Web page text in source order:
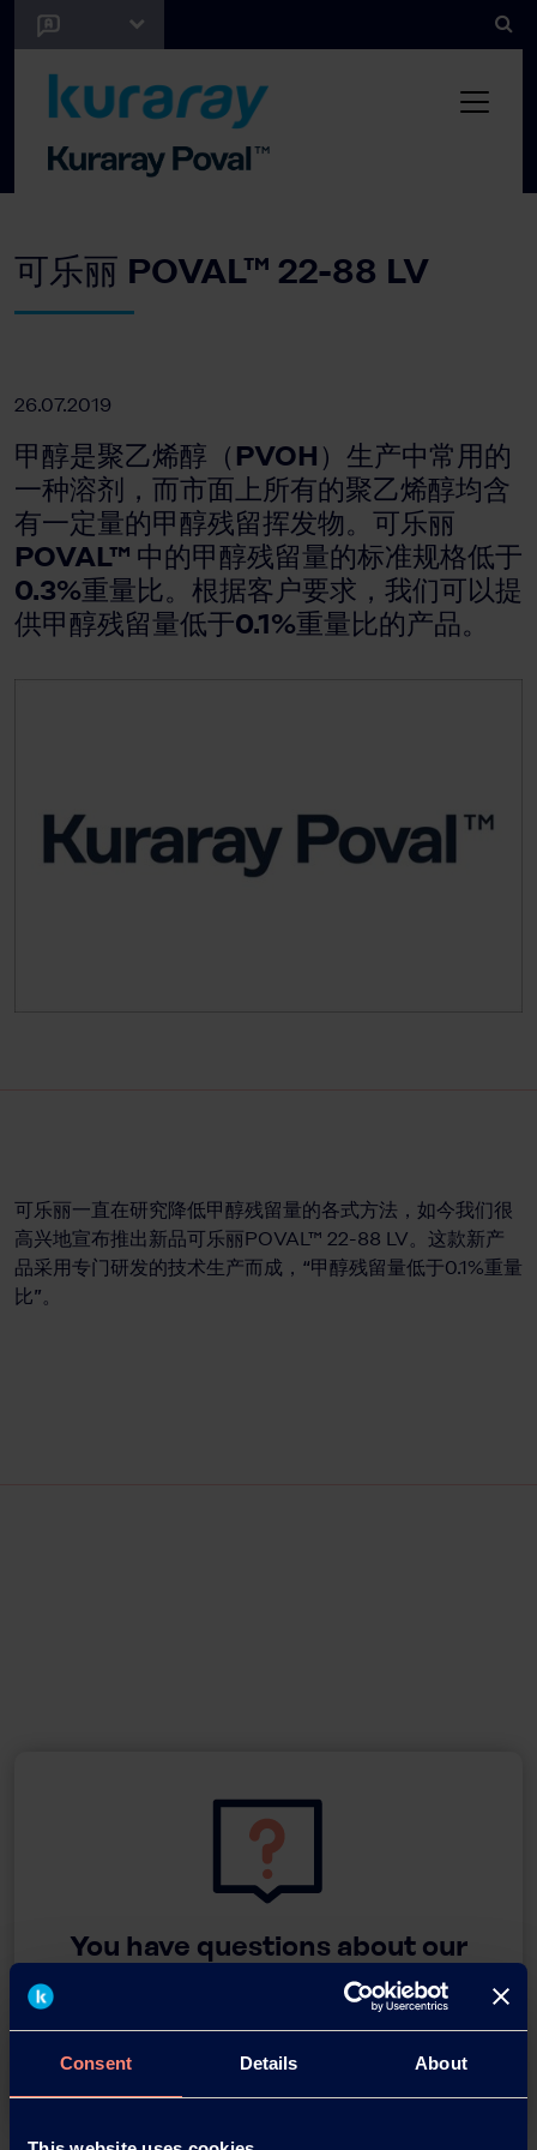
Consent Details About
可乐丽 POVAL™ 22-88 LV
26.07.2019
甲醇是聚乙烯醇（PVOH）生产中常用的
一种溶剂，而市面上所有的聚乙烯醇均含
有一定量的甲醇残留挥发物。可乐丽
POVAL™ 中的甲醇残留量的标准规格低于
0.3%重量比。根据客户要求，我们可以提
供甲醇残留量低于0.1%重量比的产品。
可乐丽一直在研究降低甲醇残留量的各式方法，如今我们很
高兴地宣布推出新品可乐丽POVAL™ 22-88 LV。这款新产
品采用专门研发的技术生产而成，“甲醇残留量低于0.1%重量
比”。
You have questions about our
products or want to contact us?